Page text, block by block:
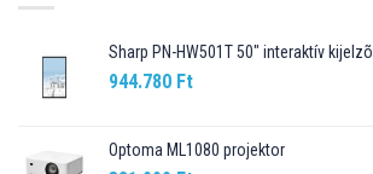
Sharp PN-HW501T 50" interaktív kijelzõ
944.780 Ft
Optoma ML1080 projektor